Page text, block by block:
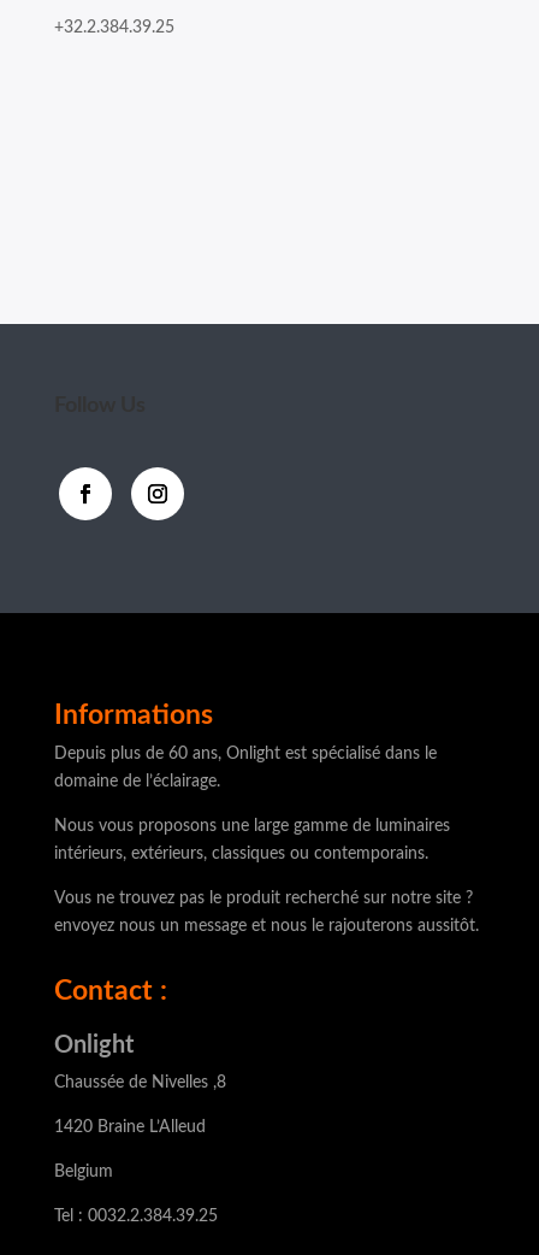
+32.2.384.39.25
Informations
Depuis plus de 60 ans, Onlight est spécialisé dans le
domaine de l’éclairage.
Nous vous proposons une large gamme de luminaires
intérieurs, extérieurs, classiques ou contemporains.
Vous ne trouvez pas le produit recherché sur notre site ?
envoyez nous un message et nous le rajouterons aussitôt.
Contact :
Onlight
Chaussée de Nivelles ,8
1420 Braine L’Alleud
Belgium
Tel : 0032.2.384.39.25